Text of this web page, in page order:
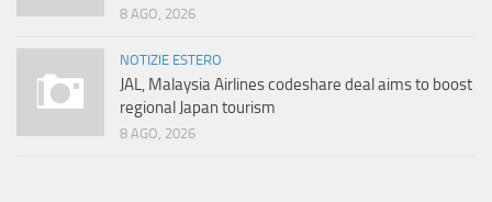
8 AGO, 2026
NOTIZIE ESTERO
JAL, Malaysia Airlines codeshare deal aims to boost
regional Japan tourism
8 AGO, 2026